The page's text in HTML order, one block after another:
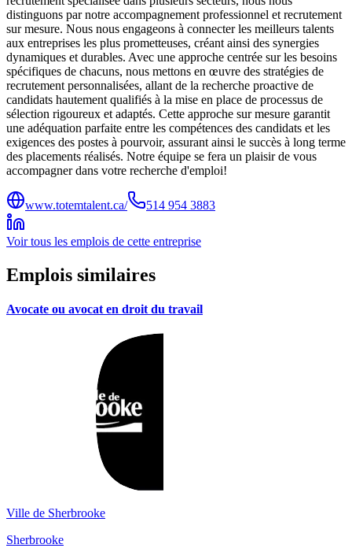
distinguons par notre accompagnement professionnel et recrutement
sur mesure. Nous nous engageons à connecter les meilleurs talents
aux entreprises les plus prometteuses, créant ainsi des synergies
dynamiques et durables. Avec une approche centrée sur les besoins
spécifiques de chacuns, nous mettons en œuvre des stratégies de
recrutement personnalisées, allant de la recherche proactive de
candidats hautement qualifiés à la mise en place de processus de
sélection rigoureux et adaptés. Cette approche sur mesure garantit
une adéquation parfaite entre les compétences des candidats et les
exigences des postes à pourvoir, assurant ainsi le succès à long terme
des placements réalisés. Notre équipe se fera un plaisir de vous
accompagner dans votre recherche d'emploi!
www.totemtalent.ca/ 514 954 3883
Voir tous les emplois de cette entreprise
Emplois similaires
Avocate ou avocat en droit du travail
Ville de Sherbrooke
Sherbrooke